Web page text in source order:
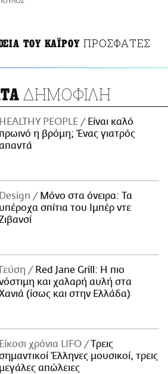
ΤΟΥ ΚΑΪΡΟΥ ΠΡΟΣΦΑΤΕΣ
ΔΗΜΟΦΙΛΗ
HEALTHY PEOPLE
Είναι καλό
πρωινό η βρόμη; Ένας γιατρός
Design
Μόνο στα όνειρα: Τα
υπέροχα σπίτια του Ιμπέρ ντε
Γεύση
Red Jane Grill: Η πιο
και χαλαρή αυλή στα
(ίσως και στην Ελλάδα)
Είκοσι χρόνια LIFO
Tρεις
Έλληνες μουσικοί, τρεις
μεγάλες απώλειες